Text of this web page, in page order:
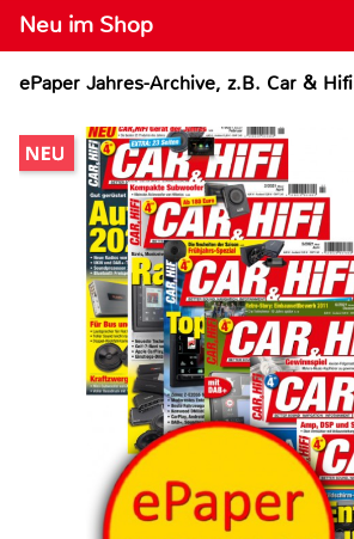
Neu im Shop
ePaper Jahres-Archive, z.B. Car & Hifi